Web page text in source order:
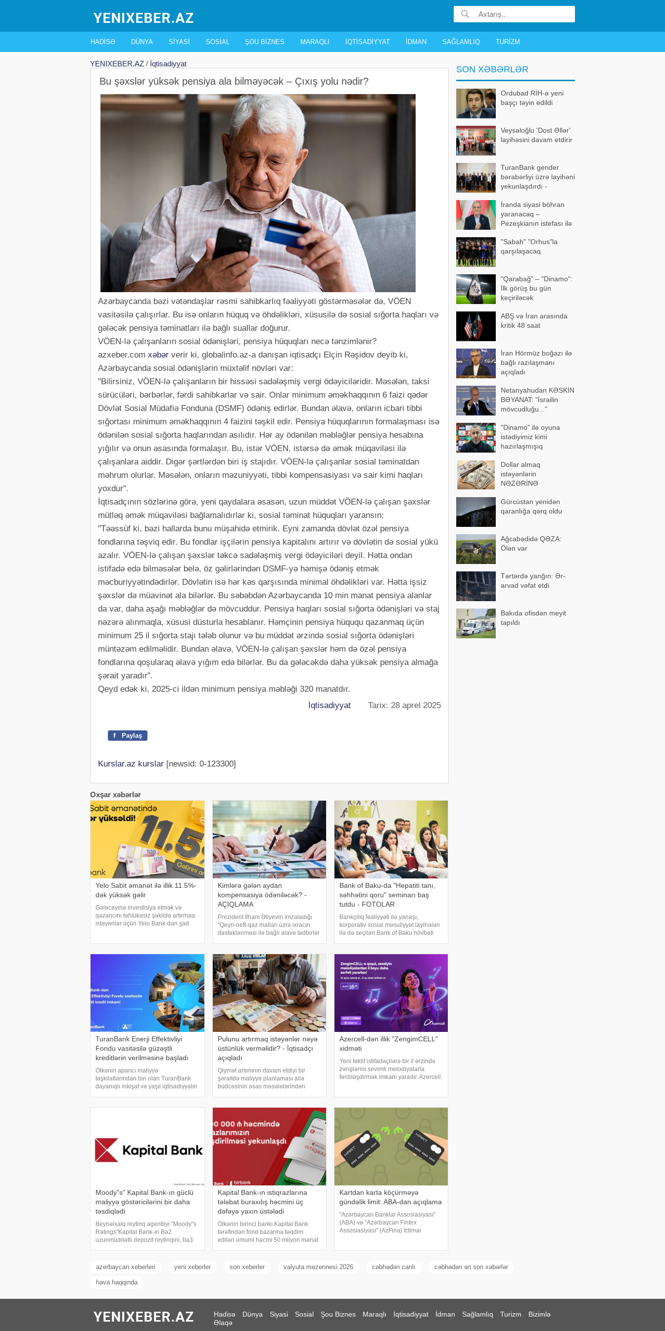
HADISƏ DÜNYA SIYASI SOSIAL ŞOU BIZNES MARAQLI İQTISADIYYAT İDMAN SAĞLAMLIQ TURIZM
YENIXEBER.AZ / İqtisadiyyat
Bu şəxslər yüksək pensiya ala bilməyəcək – Çıxış yolu nədir?
Azərbaycanda bəzi vətəndaşlar rəsmi sahibkarlıq fəaliyyəti göstərməsələr də, VÖEN
vasitəsilə çalışırlar. Bu isə onların hüquq və öhdəlikləri, xüsusilə də sosial sığorta haqları və
gələcək pensiya təminatları ilə bağlı suallar doğurur.
VÖEN-lə çalışanların sosial ödənişləri, pensiya hüquqları necə tənzimlənir?
azxeber.com xəbər verir ki, globalinfo.az-a danışan iqtisadçı Elçin Rəşidov deyib ki,
Azərbaycanda sosial ödənişlərin müxtəlif növləri var:
"Bilirsiniz, VÖEN-lə çalışanların bir hissəsi sadələşmiş vergi ödəyiciləridir. Məsələn, taksi
sürücüləri, bərbərlər, fərdi sahibkarlar və sair. Onlar minimum əməkhaqqının 6 faizi qədər
Dövlət Sosial Müdafiə Fonduna (DSMF) ödəniş edirlər. Bundan əlavə, onların icbari tibbi
sığortası minimum əməkhaqqının 4 faizini təşkil edir. Pensiya hüquqlarının formalaşması isə
ödənilən sosial sığorta haqlarından asılıdır. Hər ay ödənilən məbləğlər pensiya hesabına
yığılır və onun əsasında formalaşır. Bu, istər VÖEN, istərsə də əmək müqaviləsi ilə
çalışanlara aiddir. Digər şərtlərdən biri iş stajıdır. VÖEN-lə çalışanlar sosial təminatdan
məhrum olurlar. Məsələn, onların məzuniyyəti, tibbi kompensasiyası və sair kimi haqları
yoxdur".
İqtisadçının sözlərinə görə, yeni qaydalara əsasən, uzun müddət VÖEN-lə çalışan şəxslər
mütləq əmək müqaviləsi bağlamalıdırlar ki, sosial təminat hüquqları yaransın:
"Təəssüf ki, bəzi hallarda bunu müşahidə etmirik. Eyni zamanda dövlət özəl pensiya
fondlarına təşviq edir. Bu fondlar işçilərin pensiya kapitalını artırır və dövlətin də sosial yükü
azalır. VÖEN-lə çalışan şəxslər təkcə sadələşmiş vergi ödəyiciləri deyil. Hətta ondan
istifadə edə bilməsələr belə, öz gəlirlərindən DSMF-yə həmişə ödəniş etmək
məcburiyyətindədirlər. Dövlətin isə hər kəs qarşısında minimal öhdəlikləri var. Hətta işsiz
şəxslər də müavinət ala bilərlər. Bu səbəbdən Azərbaycanda 10 min manat pensiya alanlar
da var, daha aşağı məbləğlər də mövcuddur. Pensiya haqları sosial sığorta ödənişləri və staj
nəzərə alınmaqla, xüsusi düsturla hesablanır. Həmçinin pensiya hüququ qazanmaq üçün
minimum 25 il sığorta stajı tələb olunur və bu müddət ərzində sosial sığorta ödənişləri
müntəzəm edilməlidir. Bundan əlavə, VÖEN-lə çalışan şəxslər həm də özəl pensiya
fondlarına qoşularaq əlavə yığım edə bilərlər. Bu da gələcəkdə daha yüksək pensiya almağa
şərait yaradır".
Qeyd edək ki, 2025-ci ildən minimum pensiya məbləği 320 manatdır.
İqtisadiyyat Tarix: 28 aprel 2025
f Paylaş
Kurslar.az kurslar [newsid: 0-123300]
Oxşar xəbərlər
Yelo Sabit əmanət ilə illik 11.5%-
dək yüksək gəlir
Gələcəyinə investisiya etmək və
qazancını təhlükəsiz şəkildə artırmaq
istəyənlər üçün Yelo Bank-dan şad
təqdim edir
Kimlərə gələn aydan
kompensasiya ödəniləcək? -
AÇIQLAMA
Prezident İlham Əliyevin imzaladığı
"Qeyri-neft-qaz malları üzrə ixracın
dəstəklənməsi ilə bağlı əlavə tədbirlər
sahibkarlara kompensasiyaların
ödənilməsin
Bank of Baku-da "Hepatiti tanı,
səhhətini qoru" seminarı baş
tutdu - FOTOLAR
Bankçılıq fəaliyyəti ilə yanaşı,
korporativ sosial məsuliyyət layihələri
ilə də seçilən Bank of Baku növbəti
TuranBank Enerji Effektivliyi
Fondu vasitəsilə güzəştli
kreditlərin verilməsinə başladı
Ölkənin aparıcı maliyyə
təşkilatlarından biri olan TuranBank
dayanıqlı inkişaf və yaşıl iqtisadiyyatın
Pulunu artırmaq istəyənlər nəyə
üstünlük verməlidir? - İqtisadçı
açıqladı
Qiymət artımının davam etdiyi bir
şəraitdə maliyyə planlaması ailə
büdcəsinin əsas məsələlərindən
vətəndaşların bir qismi uzunmüddətli
Azercell-dən illik "ZengimCELL"
xidməti
Yeni təklif istifadəçilərə bir il ərzində
zənglərini sevimli melodiyalarla
fərdiləşdirmək imkanı yaradır. Azercell
Moody"s" Kapital Bank-ın güclü
maliyyə göstəricilərini bir daha
təsdiqlədi
Beynəlxalq reytinq agentliyi "Moody"s
Ratings"Kapital Bank-ın Ba2
uzunmüddətli depozit reytinqini, ba3
Assessment – BCA) və
müsbətproqnozunu (Positiv
Kapital Bank-ın istiqrazlarına
tələbat buraxılış həcmini üç
dəfəyə yaxın üstələdi
Ölkənin birinci bankı Kapital Bank
tərəfindən fond bazarına təqdim
edilən ümumi həcmi 50 milyon manat
Birjasında başa çatıb. . Kapital Bank
Kartdan karta köçürməyə
gündəlik limit: ABA-dan açıqlama
"Azərbaycan Banklar Assosiasiyası"
(ABA) və "Azərbaycan Fintex
Assosiasiyası" (AzFina) İctimai
SON XƏBƏRLƏR
Ordubad RİH-ə yeni
başçı təyin edildi
Veysəloğlu 'Dost Əllər'
layihəsini davam etdirir
TuranBank gender
bərabərliyi üzrə layihəni
yekunlaşdırdı -
İranda siyasi böhran
yaranacaq –
Pezeşkianın istefası ilə
"Sabah" "Orhus"la
qarşılaşacaq
"Qarabağ" – "Dinamo":
İlk görüş bu gün
keçiriləcək
ABŞ və İran arasında
kritik 48 saat
İran Hörmüz boğazı ilə
bağlı razılaşmanı
açıqladı
Netanyahudan KƏSKİN
BƏYANAT: "İsrailin
mövcudluğu..."
"Dinamo" ilə oyuna
istədiyimiz kimi
hazırlaşmışıq
Dollar almaq
istəyənlərin
NƏZƏRİNƏ
Gürcüstan yenidən
qaranlığa qərq oldu
Ağcabədidə QƏZA:
Ölən var
Tərtərdə yanğın: Ər-
arvad vəfat etdi
Bakıda ofisdən meyit
tapıldı
azerbaycan xeberleri yeni xeberler son xeberler valyuta mezennesi 2026 cəbhədən canlı cəbhədən ən son xəbərlər
hava haqqinda
Hadisə Dünya Siyasi Sosial Şou Biznes Maraqlı İqtisadiyyat İdman Sağlamlıq Turizm
Bizimlə
Əlaqə